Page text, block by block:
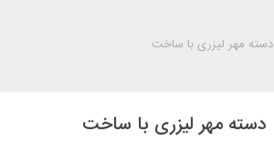
دسته مهر لیزری با ساخت
دسته مهر لیزری با ساخت